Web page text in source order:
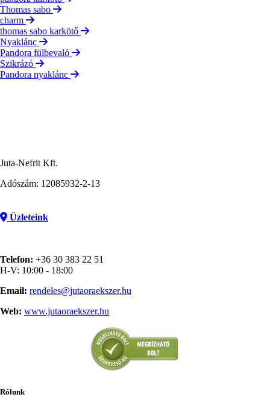
Thomas sabo
charm
thomas sabo karkötő
Nyaklánc
Pandora fülbevaló
Szikrázó
Pandora nyaklánc
Juta-Nefrit Kft.
Adószám: 12085932-2-13
Üzleteink
Telefon: +36 30 383 22 51
H-V: 10:00 - 18:00
Email: rendeles@jutaoraekszer.hu
Web: www.jutaoraekszer.hu
Rólunk